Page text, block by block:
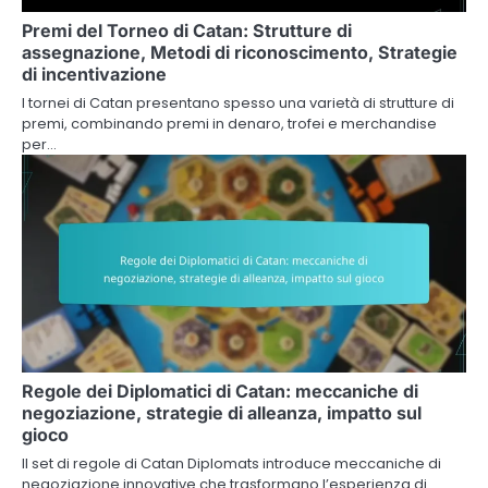
Premi del Torneo di Catan: Strutture di
assegnazione, Metodi di riconoscimento, Strategie
di incentivazione
I tornei di Catan presentano spesso una varietà di strutture di
premi, combinando premi in denaro, trofei e merchandise
per…
Regole dei Diplomatici di Catan: meccaniche di
negoziazione, strategie di alleanza, impatto sul
gioco
Il set di regole di Catan Diplomats introduce meccaniche di